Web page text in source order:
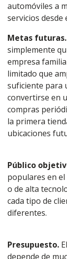
automóviles a
servicios desde
Metas futuras.
simplemente
empresa
limitado que
suficiente para
convertirse en
compras
la primera
ubicaciones
Público
populares en el
o de alta
cada tipo de
diferentes.
Presupuesto.
depende de